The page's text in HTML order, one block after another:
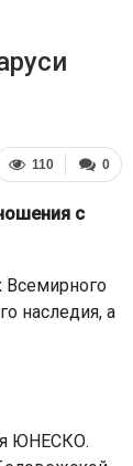
0
110
с
Всемирного
наследия, а
ЮНЕСКО.